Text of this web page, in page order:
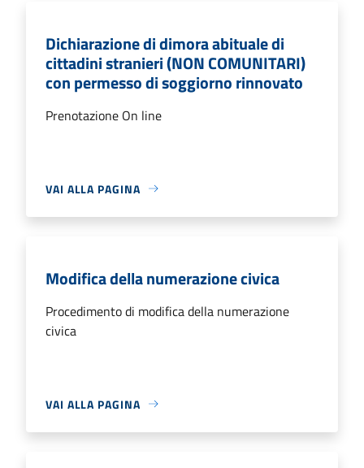
Dichiarazione di dimora abituale di
cittadini stranieri (NON COMUNITARI)
con permesso di soggiorno rinnovato
Prenotazione On line
VAI ALLA PAGINA
Modifica della numerazione civica
Procedimento di modifica della numerazione
civica
VAI ALLA PAGINA